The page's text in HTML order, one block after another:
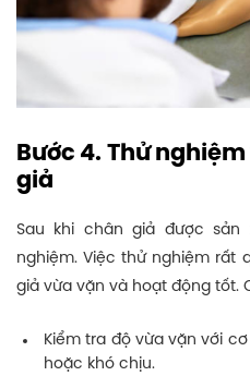
Bước 4. Thử
giả
Sau khi chân giả được
nghiệm. Việc thử nghiệm rất
giả vừa vặn và hoạt động tốt.
Kiểm tra độ vừa vặn với
hoặc khó chịu.